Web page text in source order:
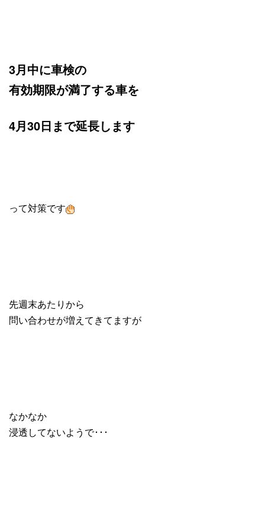
3月中に車検の
有効期限が満了する車を
4月30日まで延長します
って対策です
先週末あたりから
問い合わせが増えてきてますが
なかなか
浸透してないようで･･･